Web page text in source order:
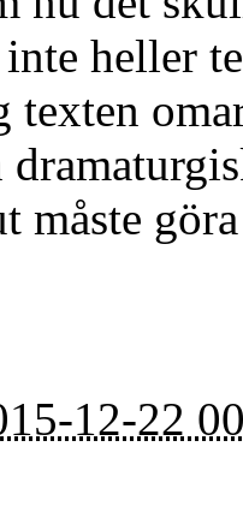
heller
texten
måste
12-22